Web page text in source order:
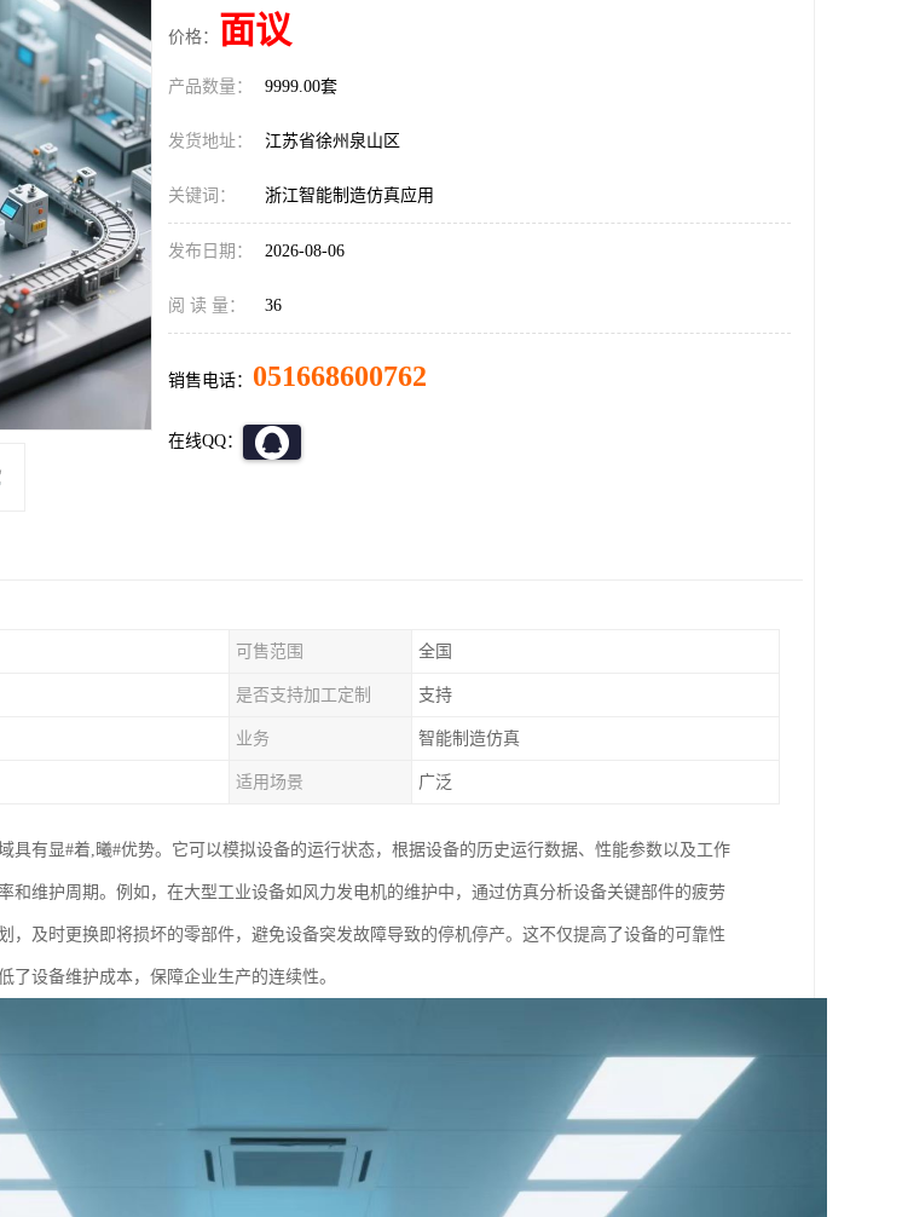
价格： 面议
产品数量： 9999.00套
发货地址： 江苏省徐州泉山区
关键词： 浙江智能制造仿真应用
发布日期： 2026-08-06
阅 读 量： 36
销售电话： 051668600762
在线QQ：
可售范围 全国
是否支持加工定制 支持
业务 智能制造仿真
适用场景 广泛
具有显#着,曦#优势。它可以模拟设备的运行状态，根据设备的历史运行数据、性能参数以及工作
和维护周期。例如，在大型工业设备如风力发电机的维护中，通过仿真分析设备关键部件的疲劳
，及时更换即将损坏的零部件，避免设备突发故障导致的停机停产。这不仅提高了设备的可靠性
了设备维护成本，保障企业生产的连续性。​